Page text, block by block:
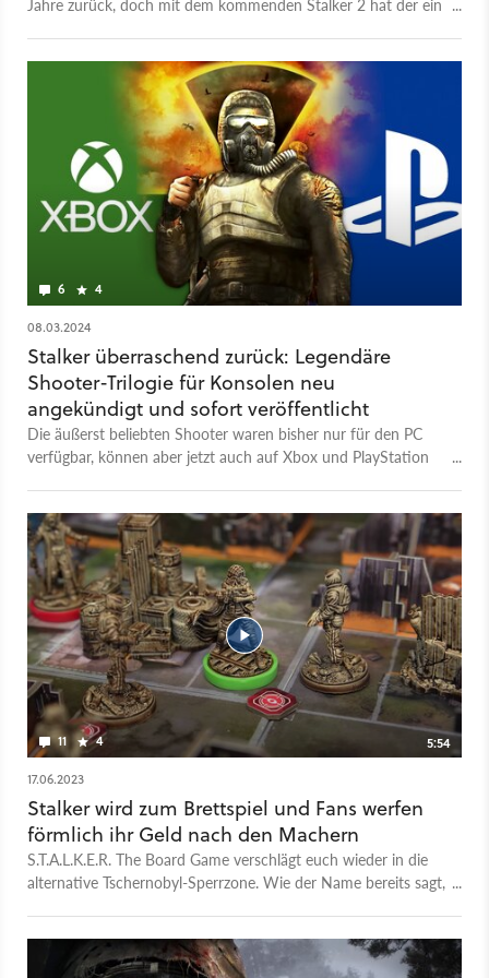
Jahre zurück, doch mit dem kommenden Stalker 2 hat der ein
Konsole! Hier bekommt ihr die unveränderten Klassiker und
könnt euch dadurch einen umfassenden Eindruck von der
Zone und ihren Gefahren machen. Wer auf dem PC noch
einmal einen Ausflug wagen will und besonders viel Wert auf
den Sandbox-Aspekt legt, kann das im Übrigen mit dem
komplett kostenlosen Stalker Anomaly tun. Die Stalker-Trilogie
gibt es ab sofort auf der Xbox. Ihr könnt zudem nicht nur alle
drei Teile als Paket kaufen, sondern auch alternativ jeden
einzeln. Die Spiele sind dabei so nah am Original wie möglich
gehalten und bekommen zudem Mod-Support. Auch ist ein
Grafik-Update für die Xbox Series X/S geplant.
6 4
08.03.2024
Stalker überraschend zurück: Legendäre
Shooter-Trilogie für Konsolen neu
angekündigt und sofort veröffentlicht
Die äußerst beliebten Shooter waren bisher nur für den PC
verfügbar, können aber jetzt auch auf Xbox und PlayStation
11 4
5:54
17.06.2023
Stalker wird zum Brettspiel und Fans werfen
förmlich ihr Geld nach den Machern
S.T.A.L.K.E.R. The Board Game verschlägt euch wieder in die
alternative Tschernobyl-Sperrzone. Wie der Name bereits sagt,
Crowdfunding finanziert und ist dabei weit über sein Ziel